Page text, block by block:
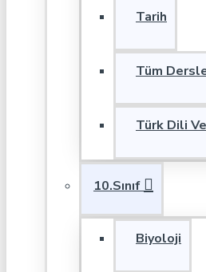
Tarih
Tüm
Türk Dili
10.Sınıf
Biyoloji